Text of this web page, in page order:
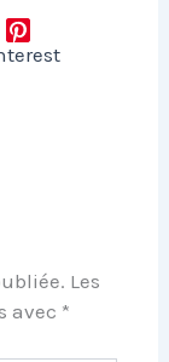
Les
avec *